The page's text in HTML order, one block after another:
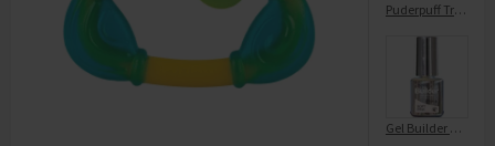
Puderpuff Triangel
Gel Builder Soft Pink